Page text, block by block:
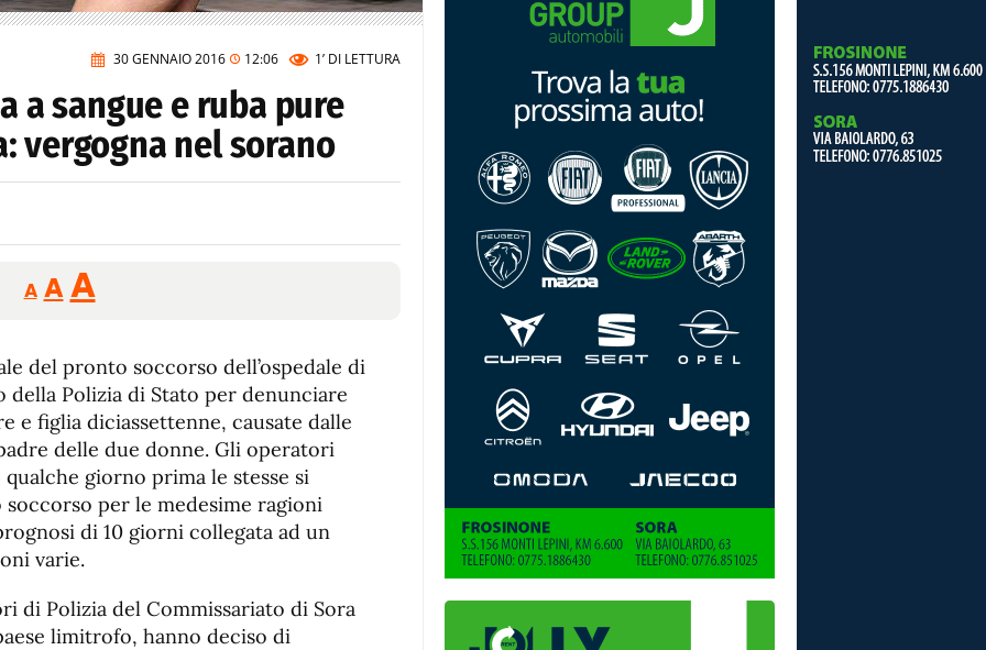
30 GENNAIO 2016 12:06 1’ DI LETTURA
a sangue e ruba pure
vergogna nel sorano
A
Reducir
tamaño
A Restablecer
tamaño
fuente
AAumentar
de
fuente.
del pronto soccorso dell’ospedale di
della Polizia di Stato per denunciare
e figlia diciassettenne, causate dalle
delle due donne. Gli operatori
giorno prima le stesse si
per le medesime ragioni
di 10 giorni collegata ad un
varie.
di Polizia del Commissariato di Sora
limitrofo, hanno deciso di